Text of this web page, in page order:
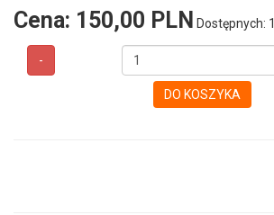
Cena: 150,00 PLN Dostępnych: 1
-
DO KOSZYKA